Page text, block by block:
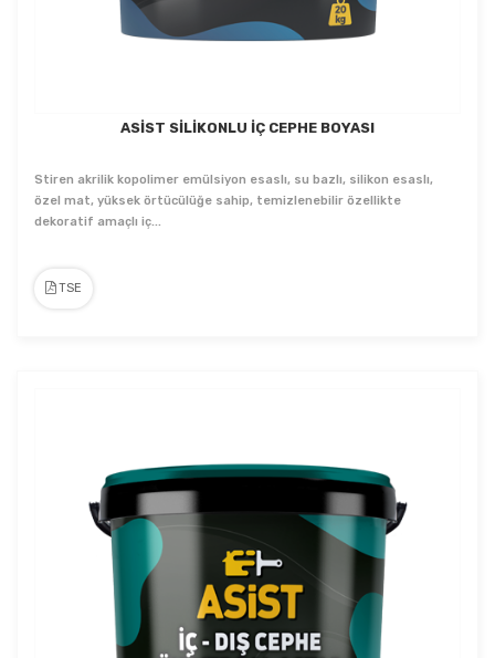
ASİST SİLİKONLU İÇ CEPHE BOYASI
Stiren akrilik kopolimer emülsiyon esaslı, su bazlı, silikon esaslı,
özel mat, yüksek örtücülüğe sahip, temizlenebilir özellikte
dekoratif amaçlı iç...
TSE